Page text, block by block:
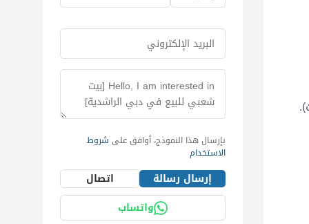
بإرسال هذا النموذج، أوافق على شروط
الاستخدام
إرسال رسالة
اتصال
واتساب